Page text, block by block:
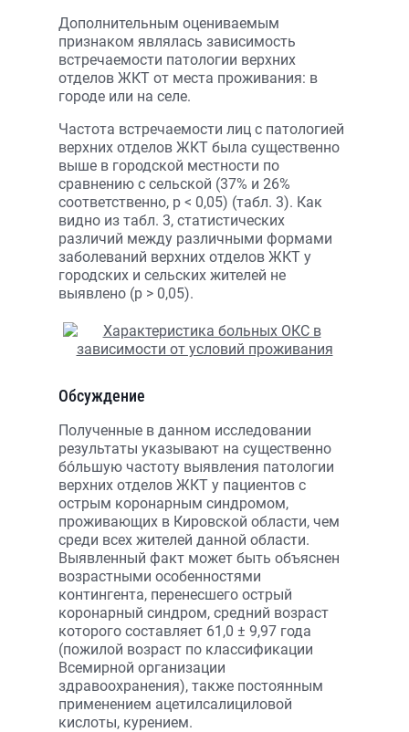
Дополнительным оцениваемым
признаком являлась зависимость
встречаемости патологии верхних
отделов ЖКТ от места проживания: в
городе или на селе.
Частота встречаемости лиц с патологией
верхних отделов ЖКТ была существенно
выше в городской местности по
сравнению с сельской (37% и 26%
соответственно, p < 0,05) (табл. 3). Как
видно из табл. 3, статистических
различий между различными формами
заболеваний верхних отделов ЖКТ у
городских и сельских жителей не
выявлено (p > 0,05).
Обсуждение
Полученные в данном исследовании
результаты указывают на существенно
бóльшую частоту выявления патологии
верхних отделов ЖКТ у пациентов с
острым коронарным синдромом,
проживающих в Кировской области, чем
среди всех жителей данной области.
Выявленный факт может быть объяснен
возрастными особенностями
контингента, перенесшего острый
коронарный синдром, средний возраст
которого составляет 61,0 ± 9,97 года
(пожилой возраст по классификации
Всемирной организации
здравоохранения), также постоянным
применением ацетилсалициловой
кислоты, курением.